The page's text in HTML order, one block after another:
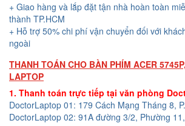
+ Giao hàng và lắp đặt tận nhà hoàn toàn
thành TP.HCM
+ Hỗ trợ 50% chi phí vận chuyển đối với
ngoài
THANH TOÁN CHO BÀN PHÍM ACER
LAPTOP
1. Thanh toán trực tiếp tại văn phòng
DoctorLaptop 01: 179 Cách Mạng Tháng 8,
DoctorLaptop 02: 91A đường 3/2, Phường